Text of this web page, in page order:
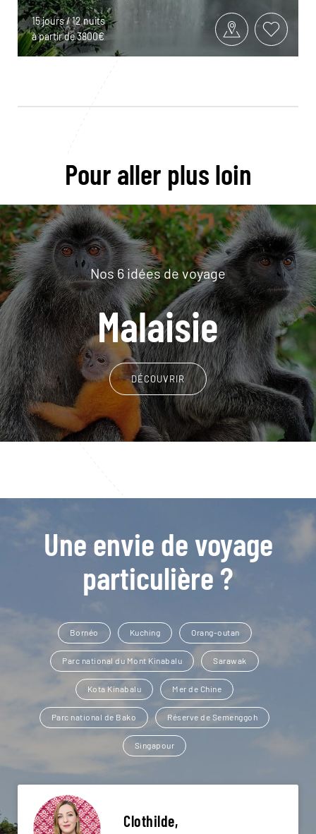
15 jours / 12 nuits
à partir de 3800€
Pour aller plus loin
Nos 6 idées de voyage
Malaisie
DÉCOUVRIR
Une envie de voyage
particulière ?
Bornéo Kuching Orang-outan
Parc national du Mont Kinabalu Sarawak
Kota Kinabalu Mer de Chine
Parc national de Bako Réserve de Semenggoh
Singapour
Clothilde,